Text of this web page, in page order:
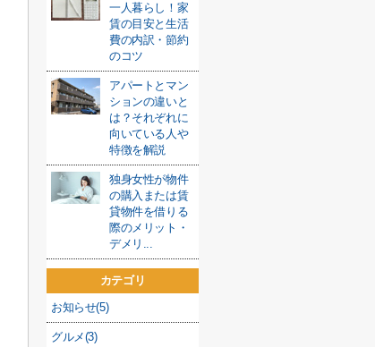
一人暮らし！家
賃の目安と生活
費の内訳・節約
のコツ
アパートとマン
ションの違いと
は？それぞれに
向いている人や
特徴を解説
独身女性が物件
の購入または賃
貸物件を借りる
際のメリット・
デメリ...
カテゴリ
お知らせ(5)
グルメ(3)